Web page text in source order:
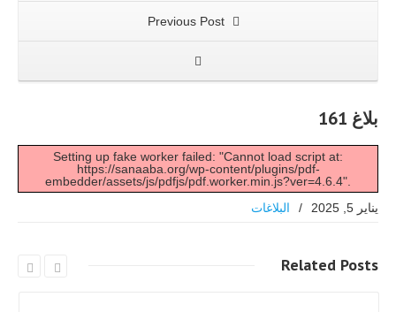
Previous Post
بلاغ 161
Setting up fake worker failed: "Cannot load script at:
https://sanaaba.org/wp-content/plugins/pdf-
embedder/assets/js/pdfjs/pdf.worker.min.js?ver=4.6.4".
يناير 5, 2025
/ البلاغات
Related Posts